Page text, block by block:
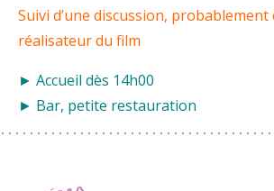
Suivi d’une discussion,
réalisateur du film
► Accueil dès 14h00
► Bar, petite restauration